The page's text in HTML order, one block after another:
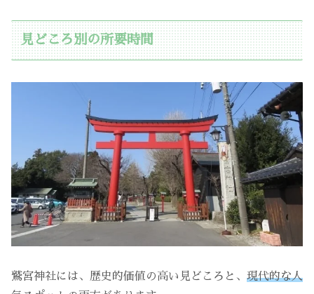
見どころ別の所要時間
鷲宮神社には、歴史的価値の高い見どころと、 現代的な人